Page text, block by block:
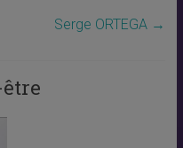
Serge ORTEGA →